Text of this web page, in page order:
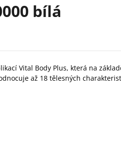
bílá
Vital Body Plus, která na
až 18 tělesných